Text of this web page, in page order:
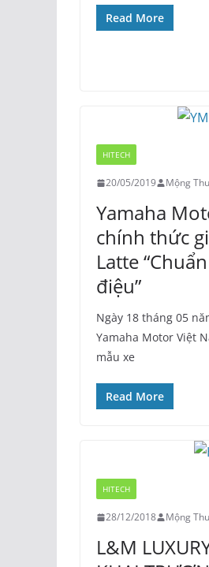
Read More
HITECH
20/05/2019 Mộng Thu
Yamaha
chính thức
Latte
điệu”
Ngày 18 tháng 05
Yamaha Motor Việt
mẫu xe
Read More
HITECH
28/12/2018 Mộng Thu
L&M